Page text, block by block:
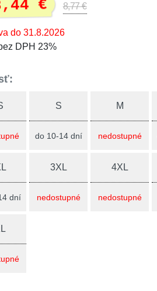
€ 8,77 €
do 31.8.2026
DPH 23%
S
do 10-14 dní
M
nedostupné
dní
3XL
nedostupné
4XL
nedostupné